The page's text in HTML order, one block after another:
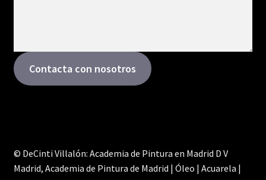
Contacta con nosotros
© DeCinti Villalón: Academia de Pintura en Madrid D V
Madrid, Academia de Pintura de Madrid | Óleo | Acuarela |